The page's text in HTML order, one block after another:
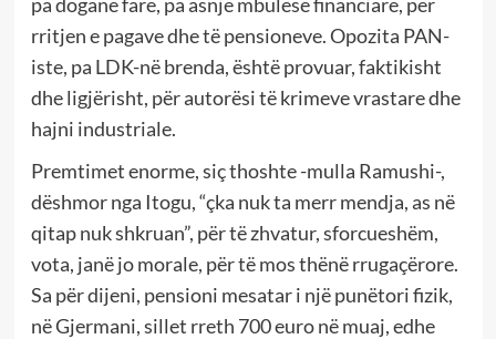
rritjen e pagave dhe të pensioneve. Opozita PAN-
iste, pa LDK-në brenda, është provuar, faktikisht
dhe ligjërisht, për autorësi të krimeve vrastare dhe
hajni industriale.
Premtimet enorme, siç thoshte -mulla Ramushi-,
dëshmor nga Itogu, “çka nuk ta merr mendja, as në
qitap nuk shkruan”, për të zhvatur, sforcueshëm,
vota, janë jo morale, për të mos thënë rrugaçërore.
Sa për dijeni, pensioni mesatar i një punëtori fizik,
në Gjermani, sillet rreth 700 euro në muaj, edhe